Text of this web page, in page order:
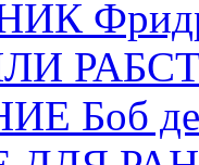
Боб де